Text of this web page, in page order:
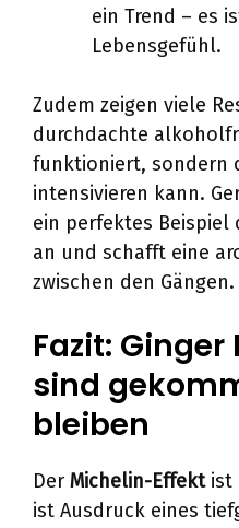
ein Trend – es
Lebensgefühl.
Zudem zeigen viele
durchdachte
funktioniert, sondern
intensivieren kann.
ein perfektes Beispiel
an und schafft eine
zwischen den Gängen.
Fazit: Ginger
sind
bleiben
Der Michelin-Effektist
ist Ausdruck eines